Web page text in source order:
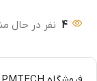
4 نفر در حال